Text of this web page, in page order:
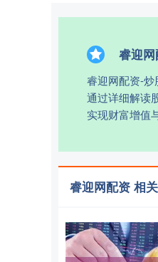
睿迎
睿迎网配资-炒
通过详细解读
实现财富增值
睿迎网配资 相